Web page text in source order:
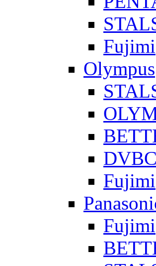
Fujimi
Olympus
DVBC
Fujimi
Fujimi